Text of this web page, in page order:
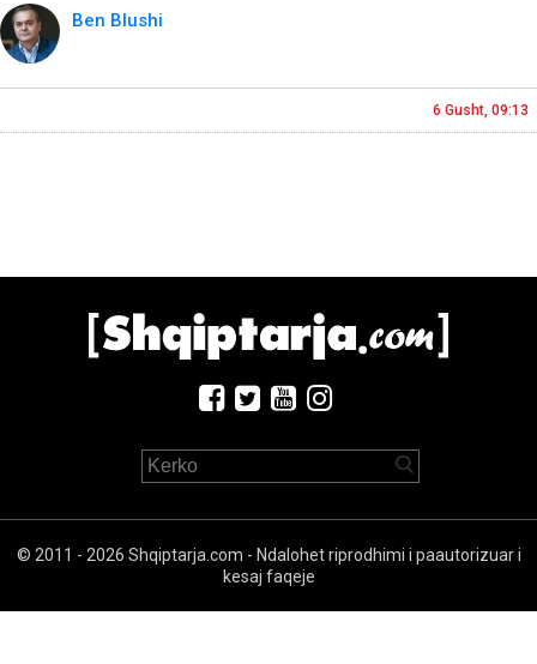
Ben Blushi
6 Gusht, 09:13
© 2011 - 2026 Shqiptarja.com - Ndalohet riprodhimi i paautorizuar i
kesaj faqeje